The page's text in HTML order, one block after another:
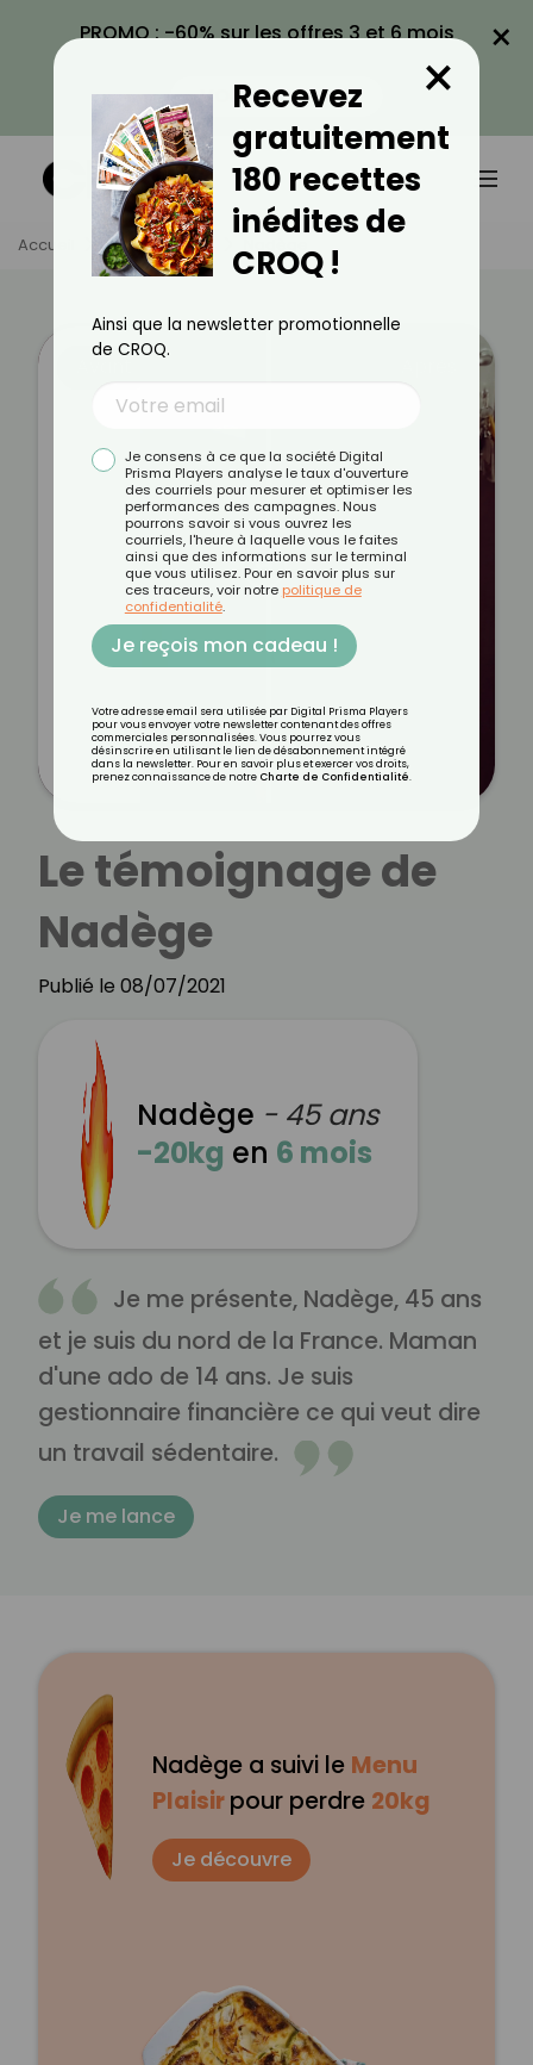
PROMO : -60% sur les offres 3 et 6 mois
VOIR LA PROMO
×
Accueil Témoignages
Le témoignage de
Nadège
Publié le 08/07/2021
Nadège - 45 ans
-20kg en 6 mois
Je me présente, Nadège, 45 ans
et je suis du nord de la France. Maman
d'une ado de 14 ans. Je suis
gestionnaire financière ce qui veut dire
un travail sédentaire.
Je me lance
Nadège a suivi le Menu
Plaisirpour perdre 20kg
Je découvre
Recevez
gratuitement
180 recettes
inédites de
CROQ !
×
Ainsi que la newsletter promotionnelle
de CROQ.
Je consens à ce que la société Digital
Prisma Players analyse le taux d'ouverture
des courriels pour mesurer et optimiser les
performances des campagnes. Nous
pourrons savoir si vous ouvrez les
courriels, l'heure à laquelle vous le faites
ainsi que des informations sur le terminal
que vous utilisez. Pour en savoir plus sur
ces traceurs, voir notre politique de
confidentialité.
Je reçois mon cadeau !
Votre adresse email sera utilisée par Digital Prisma Players
pour vous envoyer votre newsletter contenant des offres
commerciales personnalisées. Vous pourrez vous
désinscrire en utilisant le lien de désabonnement intégré
dans la newsletter. Pour en savoir plus et exercer vos droits,
prenez connaissance de notre Charte de Confidentialité.